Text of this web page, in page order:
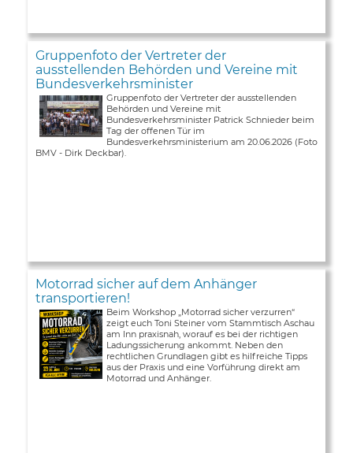
Gruppenfoto der Vertreter der
ausstellenden Behörden und Vereine mit
Bundesverkehrsminister
Gruppenfoto der Vertreter der ausstellenden
Behörden und Vereine mit
Bundesverkehrsminister Patrick Schnieder beim
Tag der offenen Tür im
Bundesverkehrsministerium am 20.06.2026 (Foto
BMV - Dirk Deckbar).
Motorrad sicher auf dem Anhänger
transportieren!
Beim Workshop „Motorrad sicher verzurren“
zeigt euch Toni Steiner vom Stammtisch Aschau
am Inn praxisnah, worauf es bei der richtigen
Ladungssicherung ankommt. Neben den
rechtlichen Grundlagen gibt es hilfreiche Tipps
aus der Praxis und eine Vorführung direkt am
Motorrad und Anhänger.